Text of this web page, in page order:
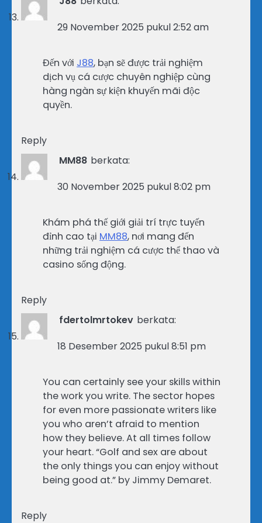
29 November 2025 pukul 2:52 am
Đến với J88, bạn sẽ được trải nghiệm
dịch vụ cá cược chuyên nghiệp cùng
hàng ngàn sự kiện khuyến mãi độc
quyền.
Reply
MM88 berkata:
30 November 2025 pukul 8:02 pm
Khám phá thế giới giải trí trực tuyến
đỉnh cao tại MM88, nơi mang đến
những trải nghiệm cá cược thể thao và
casino sống động.
Reply
fdertolmrtokev berkata:
18 Desember 2025 pukul 8:51 pm
You can certainly see your skills within
the work you write. The sector hopes
for even more passionate writers like
you who aren’t afraid to mention
how they believe. At all times follow
your heart. “Golf and sex are about
the only things you can enjoy without
being good at.” by Jimmy Demaret.
Reply